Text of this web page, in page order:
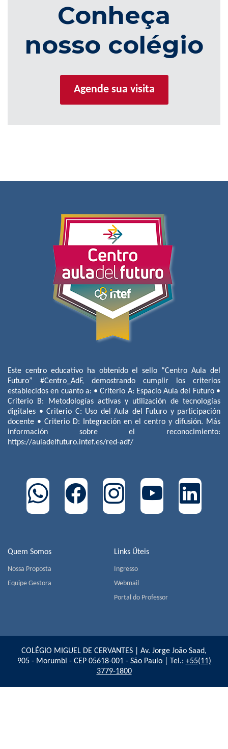
Conheça
nosso colégio
Agende sua visita
Quem Somos
Nossa Proposta
Equipe Gestora
Links Úteis
Ingresso
Webmail
Portal do Professor
Este centro educativo ha obtenido el sello “Centro Aula del
Futuro” #Centro_AdF, demostrando cumplir los criterios
establecidos en cuanto a: • Criterio A: Espacio Aula del Futuro •
Criterio B: Metodologías activas y utilización de tecnologías
digitales • Criterio C: Uso del Aula del Futuro y participación
docente • Criterio D: Integración en el centro y difusión. Más
información sobre el reconocimiento:
https://auladelfuturo.intef.es/red-adf/
COLÉGIO MIGUEL DE CERVANTES | Av. Jorge João Saad,
905 - Morumbi - CEP 05618-001 - São Paulo | Tel.: +55(11)
3779-1800